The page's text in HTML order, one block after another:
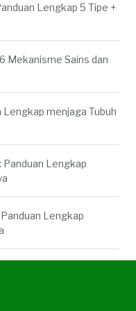
Lengkap 5 Tipe +
Mekanisme Sains dan
menjaga Tubuh
Panduan Lengkap
Lengkap